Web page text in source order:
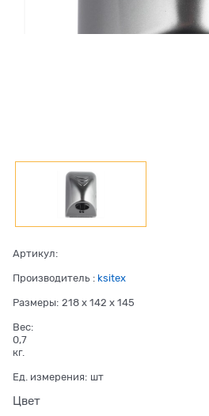
Артикул:
Производитель : ksitex
Размеры: 218 x 142 x 145
Вес:
0,7
кг.
Ед. измерения: шт
Цвет